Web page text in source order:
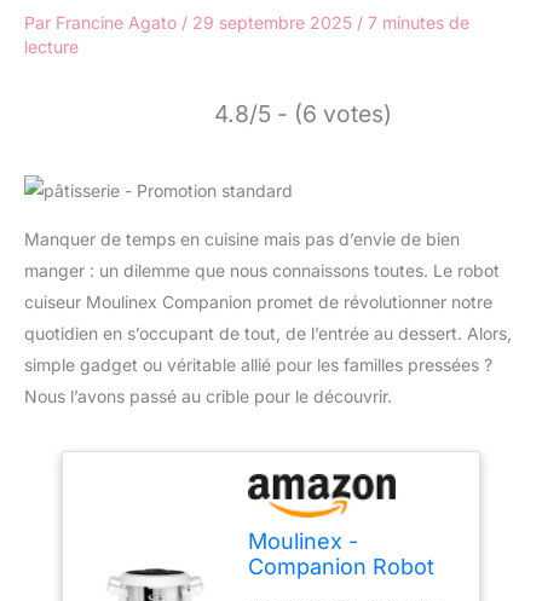
Par Francine Agato / 29 septembre 2025 / 7 minutes de
lecture
4.8/5 - (6 votes)
Manquer de temps en cuisine mais pas d’envie de bien
manger : un dilemme que nous connaissons toutes. Le robot
cuiseur Moulinex Companion promet de révolutionner notre
quotidien en s’occupant de tout, de l’entrée au dessert. Alors,
simple gadget ou véritable allié pour les familles pressées ?
Nous l’avons passé au crible pour le découvrir.
Moulinex -
Companion Robot